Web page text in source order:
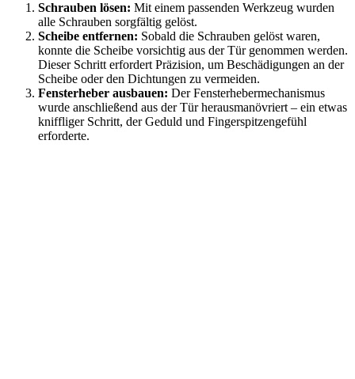
Schrauben lösen: Mit einem passenden Werkzeug wurden
alle Schrauben sorgfältig gelöst.
Scheibe entfernen: Sobald die Schrauben gelöst waren,
konnte die Scheibe vorsichtig aus der Tür genommen werden.
Dieser Schritt erfordert Präzision, um Beschädigungen an der
Scheibe oder den Dichtungen zu vermeiden.
Fensterheber ausbauen: Der Fensterhebermechanismus
wurde anschließend aus der Tür herausmanövriert – ein etwas
kniffliger Schritt, der Geduld und Fingerspitzengefühl
erforderte.